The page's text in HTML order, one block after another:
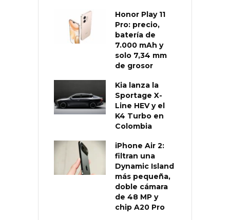
Honor Play 11
Pro: precio,
batería de
7.000 mAh y
solo 7,34 mm
de grosor
Kia lanza la
Sportage X-
Line HEV y el
K4 Turbo en
Colombia
iPhone Air 2:
filtran una
Dynamic Island
más pequeña,
doble cámara
de 48 MP y
chip A20 Pro